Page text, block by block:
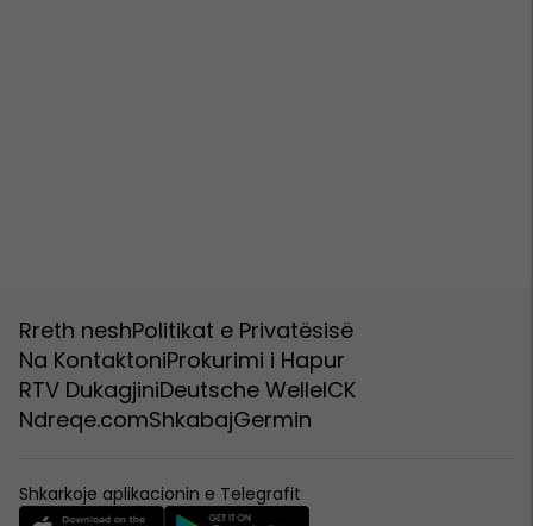
Rreth neshPolitikat e Privatësisë
Na KontaktoniProkurimi i Hapur
RTV DukagjiniDeutsche WelleICK
Ndreqe.comShkabajGermin
Shkarkoje aplikacionin e Telegrafit